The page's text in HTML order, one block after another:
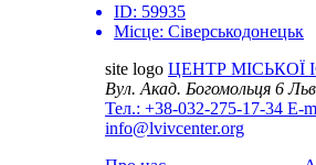
ID: 59935
Місце: Сіверськодонецьк
site logo ЦЕНТР МІСЬКОЇ
Вул. Акад. Богомольця 6
Тел.: +38-032-275-17-34 E-
info@lvivcenter.org